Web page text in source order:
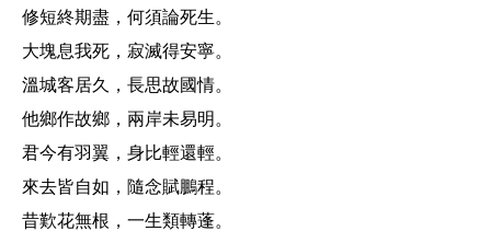
修短終期盡，何須論死生。
大塊息我死，寂滅得安寧。
溫城客居久，長思故國情。
他鄉作故鄉，兩岸未易明。
君今有羽翼，身比輕還輕。
來去皆自如，隨念賦鵬程。
昔歎花無根，一生類轉蓬。